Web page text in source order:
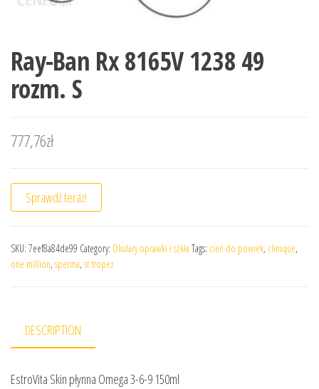
Ray-Ban Rx 8165V 1238 49
rozm. S
777,76zł
Sprawdź teraz!
SKU: 7eef8a84de99 Category: Okulary oprawki i szkła Tags: cień do powiek, clinique,
one million, sperma, st tropez
DESCRIPTION
EstroVita Skin płynna Omega 3-6-9 150ml